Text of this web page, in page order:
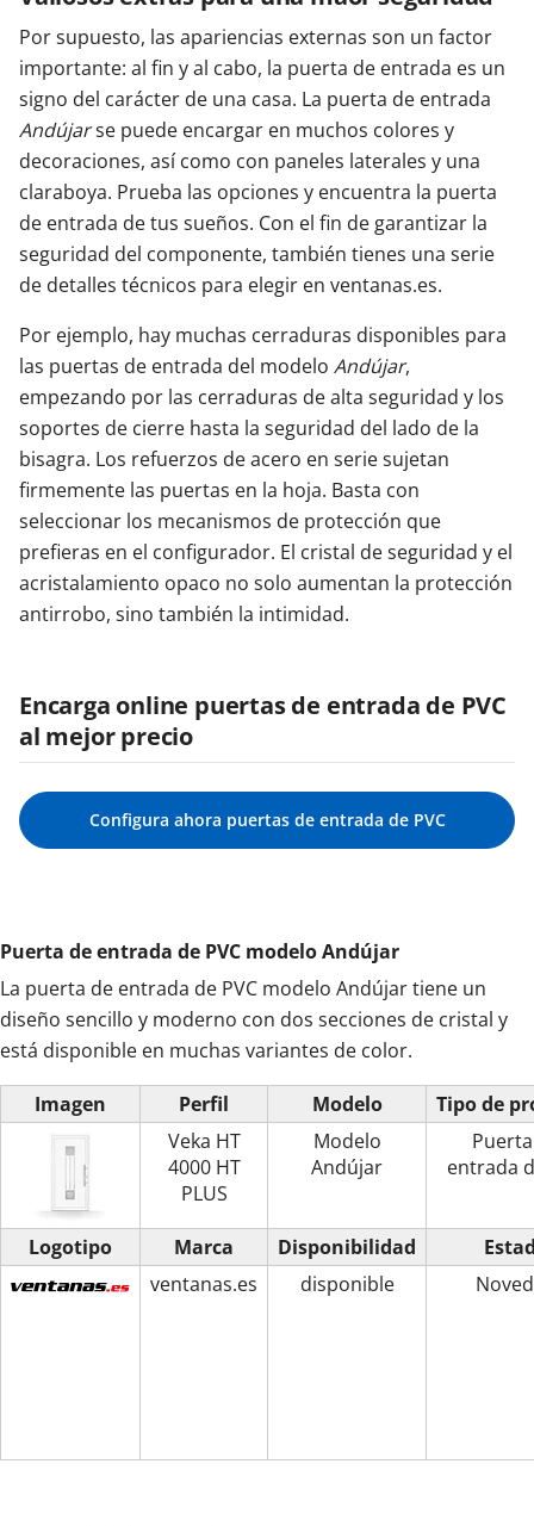
Por supuesto, las apariencias externas son un factor
importante: al fin y al cabo, la puerta de entrada es un
signo del carácter de una casa. La puerta de entrada
Andújarse puede encargar en muchos colores y
decoraciones, así como con paneles laterales y una
claraboya. Prueba las opciones y encuentra la puerta
de entrada de tus sueños. Con el fin de garantizar la
seguridad del componente, también tienes una serie
de detalles técnicos para elegir en ventanas.es.
Por ejemplo, hay muchas cerraduras disponibles para
las puertas de entrada del modelo Andújar,
empezando por las cerraduras de alta seguridad y los
soportes de cierre hasta la seguridad del lado de la
bisagra. Los refuerzos de acero en serie sujetan
firmemente las puertas en la hoja. Basta con
seleccionar los mecanismos de protección que
prefieras en el configurador. El cristal de seguridad y el
acristalamiento opaco no solo aumentan la protección
antirrobo, sino también la intimidad.
Encarga online puertas de entrada de PVC
al mejor precio
Configura ahora puertas de entrada de PVC
Puerta de entrada de PVC modelo Andújar
La puerta de entrada de PVC modelo Andújar tiene un
diseño sencillo y moderno con dos secciones de cristal y
está disponible en muchas variantes de color.
Imagen
Perfil
Veka HT
4000 HT
PLUS
Modelo
Modelo
Andújar
Tipo de
entrada
Logotipo
Marca
ventanas.es
Disponibilidad
disponible